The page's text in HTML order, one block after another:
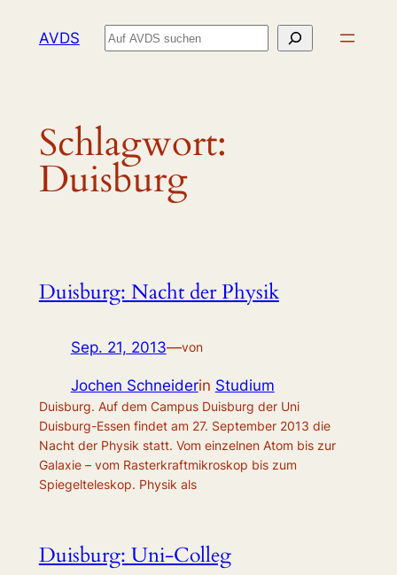
InhaltAVDS Suchen
Schlagwort:
Duisburg
Duisburg: Nacht der Physik
Sep. 21, 2013—von
Jochen Schneiderin Studium
Duisburg. Auf dem Campus Duisburg der Uni
Duisburg-Essen findet am 27. September 2013 die
Nacht der Physik statt. Vom einzelnen Atom bis zur
Galaxie – vom Rasterkraftmikroskop bis zum
Spiegelteleskop. Physik als
Duisburg: Uni-Colleg